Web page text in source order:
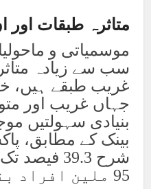
متاثرہ طبقات اور
موسمیاتی و
سب سے زیادہ متاثر
غریب طبقے ہیں،
جہاں غریب اور
بنیادی سہولتیں
بینک کے مطابق،
شرح 39.3
95 ملین